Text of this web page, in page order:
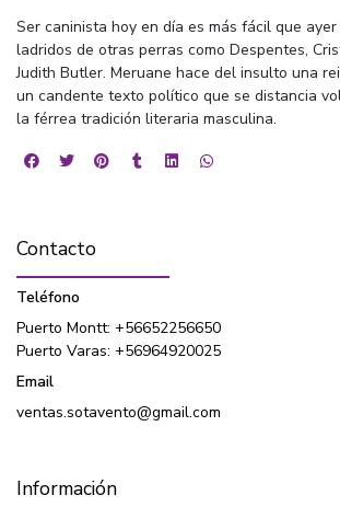
Ser caninista hoy en día es más fácil que
ladridos de otras perras como Despentes,
Judith Butler. Meruane hace del insulto una
un candente texto político que se distancia
la férrea tradición literaria masculina.
Contacto
Teléfono
Puerto Montt: +56652256650
Puerto Varas: +56964920025
Email
ventas.sotavento@gmail.com
Información